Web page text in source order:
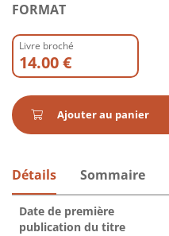
FORMAT
Livre broché
14.00 €
Ajouter au panier
Détails Sommaire
Date de première
publication du titre